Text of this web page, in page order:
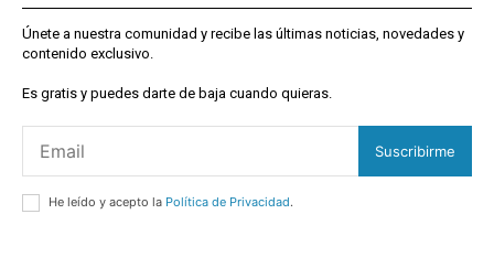
Únete a nuestra comunidad y recibe las últimas noticias, novedades y
contenido exclusivo.
Es gratis y puedes darte de baja cuando quieras.
Suscribirme
He leído y acepto la Política de Privacidad.